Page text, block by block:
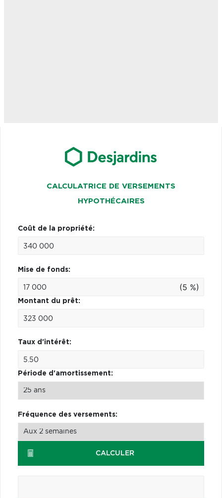
CALCULATRICE DE VERSEMENTS
HYPOTHÉCAIRES
Coût de la propriété:
Mise de fonds:
(5 %)
Montant du prêt:
Taux d'intérêt:
Période d'amortissement:
Fréquence des versements:
CALCULER